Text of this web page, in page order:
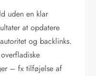
uden en klar
at opdatere
og backlinks.
– fx tilføjelse af